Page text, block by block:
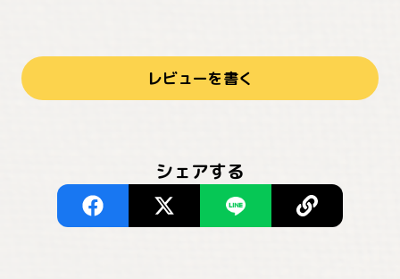
レビューを書く
シェアする